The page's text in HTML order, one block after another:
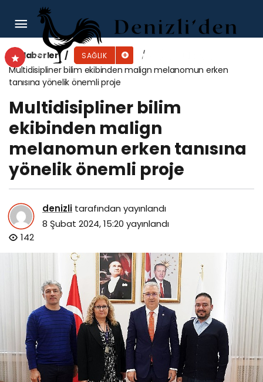
Haberler SAĞLIK
Multidisipliner bilim ekibinden malign melanomun erken
tanısına yönelik önemli proje
Multidisipliner bilim
ekibinden malign
melanomun erken tanısına
yönelik önemli proje
denizli tarafından yayınlandı
8 Şubat 2024, 15:20 yayınlandı
142
Pasif içici olarak her yıl en az 1 milyon insan
sigara dumanına maruz kalıyor